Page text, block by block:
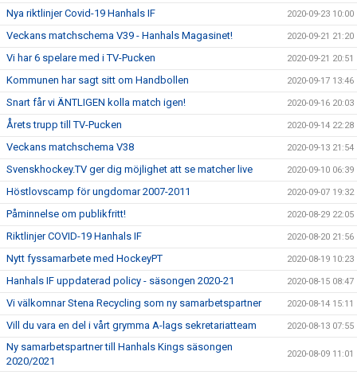
Nya riktlinjer Covid-19 Hanhals IF 2020-09-23 10:00
Veckans matchschema V39 - Hanhals Magasinet! 2020-09-21 21:20
Vi har 6 spelare med i TV-Pucken 2020-09-21 20:51
Kommunen har sagt sitt om Handbollen 2020-09-17 13:46
Snart får vi ÄNTLIGEN kolla match igen! 2020-09-16 20:03
Årets trupp till TV-Pucken 2020-09-14 22:28
Veckans matchschema V38 2020-09-13 21:54
Svenskhockey.TV ger dig möjlighet att se matcher live 2020-09-10 06:39
Höstlovscamp för ungdomar 2007-2011 2020-09-07 19:32
Påminnelse om publikfritt! 2020-08-29 22:05
Riktlinjer COVID-19 Hanhals IF 2020-08-20 21:56
Nytt fyssamarbete med HockeyPT 2020-08-19 10:23
Hanhals IF uppdaterad policy - säsongen 2020-21 2020-08-15 08:47
Vi välkomnar Stena Recycling som ny samarbetspartner 2020-08-14 15:11
Vill du vara en del i vårt grymma A-lags sekretariatteam 2020-08-13 07:55
Ny samarbetspartner till Hanhals Kings säsongen
2020/2021
2020-08-09 11:01